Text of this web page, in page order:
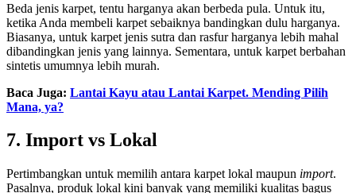
Beda jenis karpet, tentu harganya akan berbeda pula. Untuk itu,
ketika Anda membeli karpet sebaiknya bandingkan dulu harganya.
Biasanya, untuk karpet jenis sutra dan rasfur harganya lebih mahal
dibandingkan jenis yang lainnya. Sementara, untuk karpet berbahan
sintetis umumnya lebih murah.
Baca Juga: Lantai Kayu atau Lantai Karpet. Mending Pilih
Mana, ya?
7. Import vs Lokal
Pertimbangkan untuk memilih antara karpet lokal maupun import.
Pasalnya, produk lokal kini banyak yang memiliki kualitas bagus